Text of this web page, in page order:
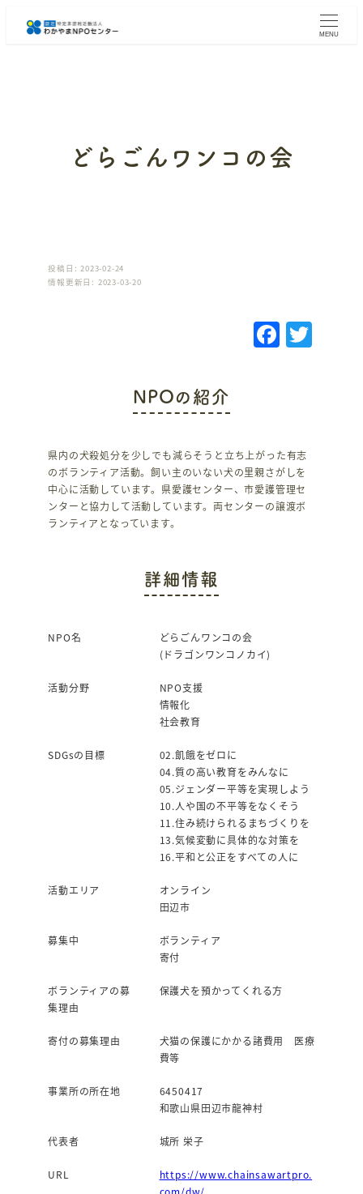
MENU
どらごんワンコの会
投稿日: 2023-02-24
情報更新日: 2023-03-20
F
a
o
o
k
T
NPOの紹介
県内の犬殺処分を少しでも減らそうと立ち上がった有志
のボランティア活動。飼い主のいない犬の里親さがしを
中心に活動しています。県愛護センター、市愛護管理セ
ンターと協力して活動しています。両センターの譲渡ボ
ランティアとなっています。
詳細情報
NPO名
どらごんワンコの会
(ドラゴンワンコノカイ)
活動分野
NPO支援
情報化
社会教育
SDGsの目標
02.飢餓をゼロに
04.質の高い教育をみんなに
05.ジェンダー平等を実現しよう
10.人や国の不平等をなくそう
11.住み続けられるまちづくりを
13.気候変動に具体的な対策を
16.平和と公正をすべての人に
活動エリア
オンライン
田辺市
募集中
ボランティア
寄付
ボランティアの募
集理由
保護犬を預かってくれる方
寄付の募集理由
犬猫の保護にかかる諸費用 医療
費等
事業所の所在地
6450417
和歌山県田辺市龍神村
代表者 城所 栄子
URL
https://www.chainsawartpro.
com/dw/